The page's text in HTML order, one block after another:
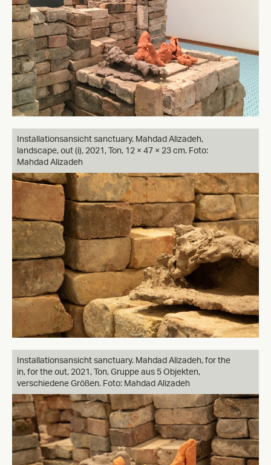
Installationsansicht sanctuary. Mahdad Alizadeh,
landscape, out (i), 2021, Ton, 12 × 47 × 23 cm. Foto:
Mahdad Alizadeh
Installationsansicht sanctuary. Mahdad Alizadeh, for the
in, for the out, 2021, Ton, Gruppe aus 5 Objekten,
verschiedene Größen. Foto: Mahdad Alizadeh